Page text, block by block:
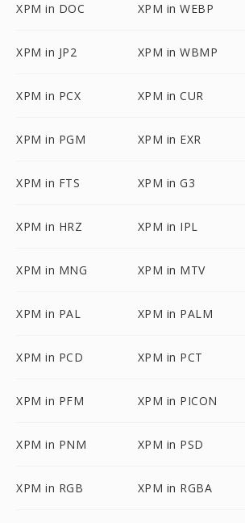
XPM in DOC XPM in WEBP
XPM in JP2 XPM in WBMP
XPM in PCX XPM in CUR
XPM in PGM XPM in EXR
XPM in FTS XPM in G3
XPM in HRZ XPM in IPL
XPM in MNG XPM in MTV
XPM in PAL XPM in PALM
XPM in PCD XPM in PCT
XPM in PFM XPM in PICON
XPM in PNM XPM in PSD
XPM in RGB XPM in RGBA